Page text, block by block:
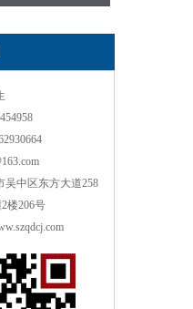
中区东方大道258
楼206号